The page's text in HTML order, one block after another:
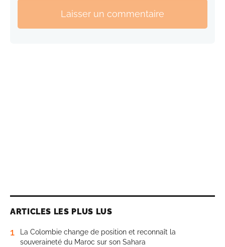
Laisser un commentaire
ARTICLES LES PLUS LUS
1
La Colombie change de position et reconnaît la
souveraineté du Maroc sur son Sahara